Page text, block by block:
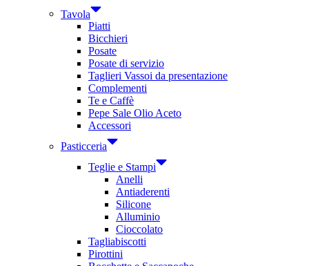
Tavola
Piatti
Bicchieri
Posate
Posate di servizio
Taglieri Vassoi da presentazione
Complementi
Te e Caffè
Pepe Sale Olio Aceto
Accessori
Pasticceria
Teglie e Stampi
Anelli
Antiaderenti
Silicone
Alluminio
Cioccolato
Tagliabiscotti
Pirottini